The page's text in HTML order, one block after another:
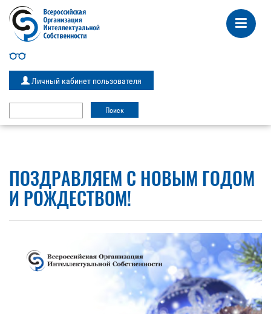
Личный кабинет пользователя
ПОЗДРАВЛЯЕМ С НОВЫМ ГОДОМ
И РОЖДЕСТВОМ!